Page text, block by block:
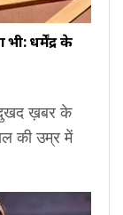
धर्मेंद्र के
ख़बर के
की उम्र में